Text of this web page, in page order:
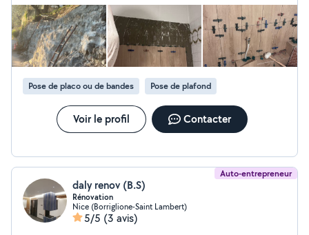
Pose de placo ou de bandes Pose de plafond
Voir le profil Contacter
Auto-entrepreneur
daly renov (B.S)
Rénovation
Nice (Borriglione-Saint Lambert)
5/5 (3 avis)